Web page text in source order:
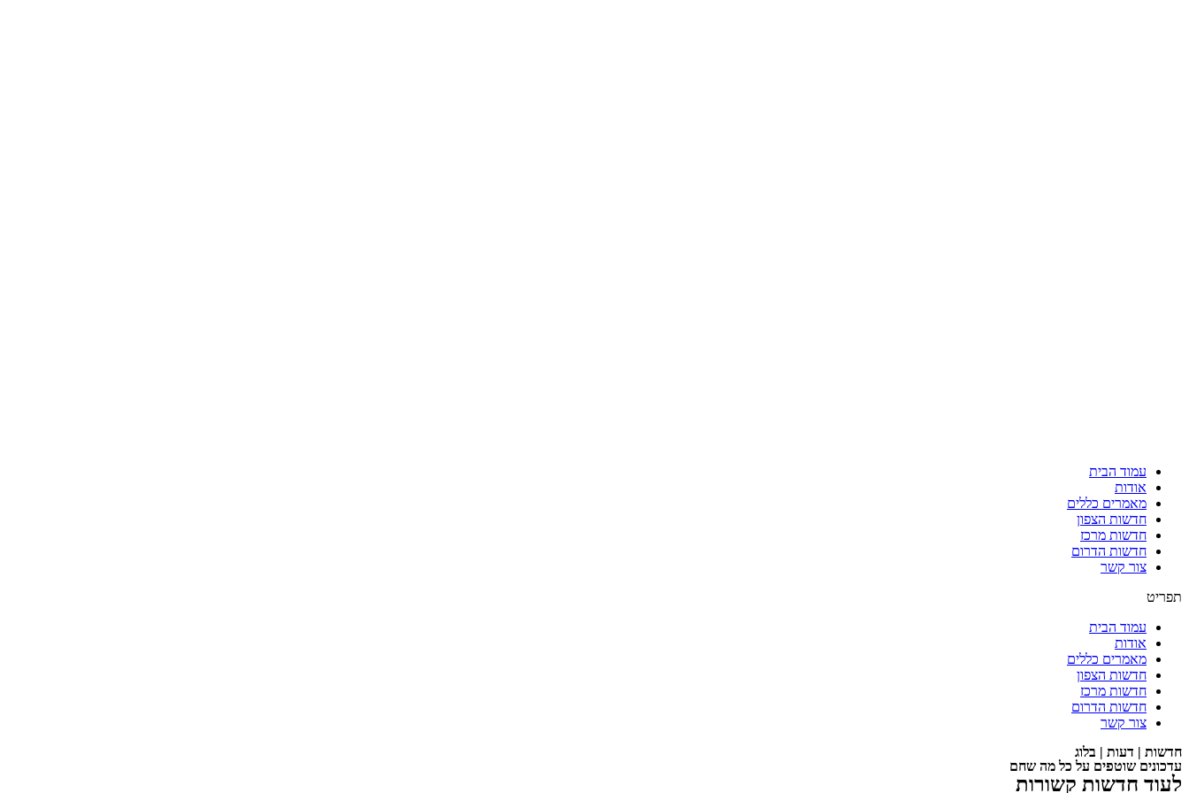
עמוד הבית
אודות
מאמרים כללים
חדשות הצפון
חדשות מרכז
חדשות הדרום
צור קשר
תפריט
עמוד הבית
אודות
מאמרים כללים
חדשות הצפון
חדשות מרכז
חדשות הדרום
צור קשר
חדשות | דעות | בלוג
עדכונים שוטפים על כל מה שחם
לעוד חדשות קשורות